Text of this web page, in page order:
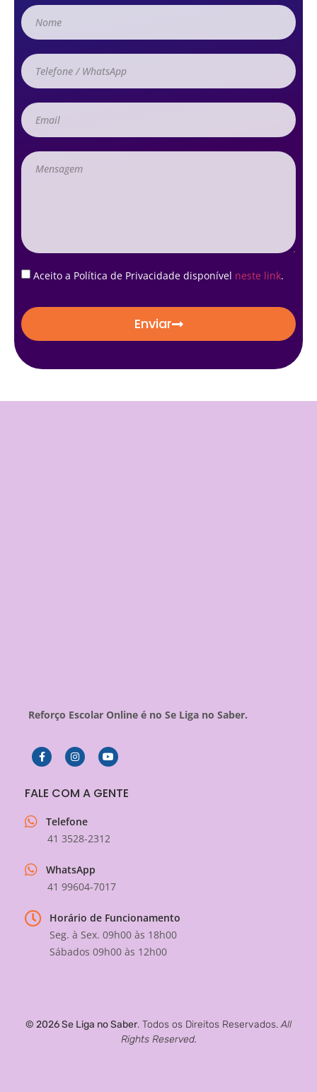
Aceito a Política de Privacidade disponível neste link.
Enviar
Reforço Escolar Online é no Se Liga no Saber.
FALE COM A GENTE
Telefone
41 3528-2312
WhatsApp
41 99604-7017
Horário de Funcionamento
Seg. à Sex. 09h00 às 18h00
Sábados 09h00 às 12h00
© 2026 Se Liga no Saber. Todos os Direitos Reservados.All
Rights Reserved.